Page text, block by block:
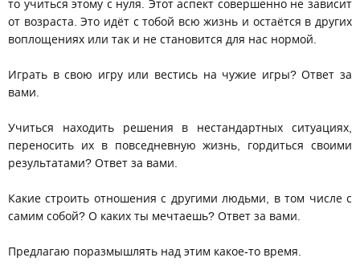
то учиться этому с нуля. Этот аспект совершенно не зависит
от возраста. Это идёт с тобой всю жизнь и остаётся в других
воплощениях или так и не становится для нас нормой.
Играть в свою игру или вестись на чужие игры? Ответ за
вами.
Учиться находить решения в нестандартных ситуациях,
переносить их в повседневную жизнь, гордиться своими
результатами? Ответ за вами.
Какие строить отношения с другими людьми, в том числе с
самим собой? О каких ты мечтаешь? Ответ за вами.
Предлагаю поразмышлять над этим какое-то время.